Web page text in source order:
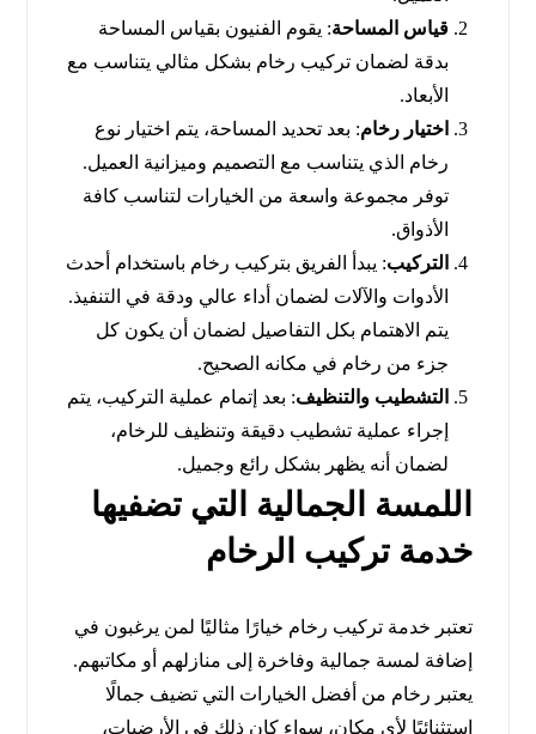
قياس المساحة: يقوم الفنيون بقياس المساحة
بدقة لضمان تركيب رخام بشكل مثالي يتناسب مع
الأبعاد.
اختيار رخام: بعد تحديد المساحة، يتم اختيار نوع
رخام الذي يتناسب مع التصميم وميزانية العميل.
توفر مجموعة واسعة من الخيارات لتناسب كافة
الأذواق.
التركيب: يبدأ الفريق بتركيب رخام باستخدام أحدث
الأدوات والآلات لضمان أداء عالي ودقة في التنفيذ.
يتم الاهتمام بكل التفاصيل لضمان أن يكون كل
جزء من رخام في مكانه الصحيح.
التشطيب والتنظيف: بعد إتمام عملية التركيب، يتم
إجراء عملية تشطيب دقيقة وتنظيف للرخام،
لضمان أنه يظهر بشكل رائع وجميل.
اللمسة الجمالية التي تضفيها
خدمة تركيب الرخام
تعتبر خدمة تركيب رخام خيارًا مثاليًا لمن يرغبون في
إضافة لمسة جمالية وفاخرة إلى منازلهم أو مكاتبهم.
يعتبر رخام من أفضل الخيارات التي تضيف جمالًا
استثنائيًا لأي مكان، سواء كان ذلك في الأرضيات،